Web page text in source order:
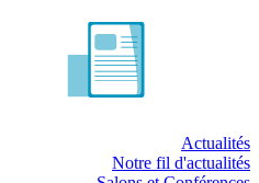
Actualités
Notre fil d'actualités